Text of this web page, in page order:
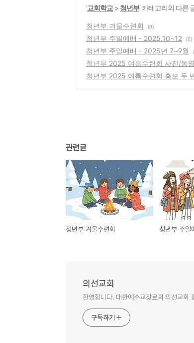
'교회학교 > 청년부' 카테고리의 다른
청년부 겨울수련회 (0)
청년부 주일예배 - 2025.10~12 (0)
청년부 주일예배 - 2025년 7~9월
청년부 2025 여름수련회 사진/동
청년부 2025 여름수련회 홍보 두
관련글
청년부 겨울수련회
의선교회
환영합니다. 대한예수교장로회 의선교회
구독하기